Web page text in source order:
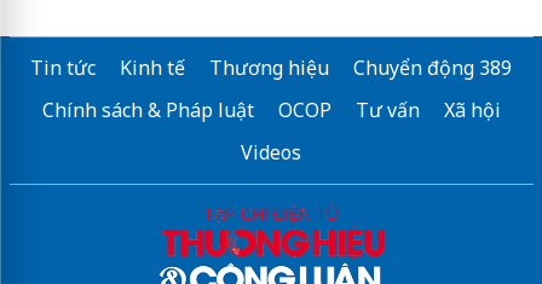
Tin tức Kinh tế Thương hiệu
Chuyển động 389
Chính sách & Pháp luật
OCOP Tư vấn
Xã hội
Videos